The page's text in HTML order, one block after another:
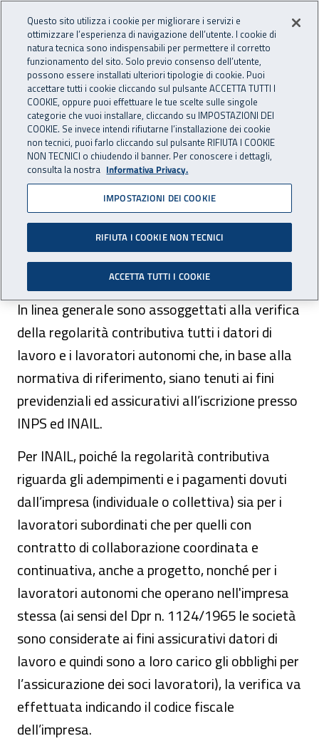
INAIL - Istituto Nazionale
ASSICURAZIONE Apri cerca
Navigazione principale
Navigazione - Ti trovi in:
Home Assicurazione
Datore di lavoro
Impresa artigiana senza dipendenti
DURC - impresa artigiana senza dipendenti
Per quali soggetti va
chiesto il DURC - impresa artigiana senza dipendenti
Per quali soggetti va
chiesto il DURC - impresa
artigiana senza dipendenti
In linea generale sono assoggettati alla verifica
della regolarità contributiva tutti i datori di
lavoro e i lavoratori autonomi che, in base alla
normativa di riferimento, siano tenuti ai fini
previdenziali ed assicurativi all’iscrizione presso
INPS ed INAIL.
Per INAIL, poiché la regolarità contributiva
riguarda gli adempimenti e i pagamenti dovuti
dall’impresa (individuale o collettiva) sia per i
lavoratori subordinati che per quelli con
contratto di collaborazione coordinata e
continuativa, anche a progetto, nonché per i
lavoratori autonomi che operano nell'impresa
stessa (ai sensi del Dpr n. 1124/1965 le società
sono considerate ai fini assicurativi datori di
lavoro e quindi sono a loro carico gli obblighi per
l’assicurazione dei soci lavoratori), la verifica va
effettuata indicando il codice fiscale
dell’impresa.
Questo sito utilizza i cookie per migliorare i servizi e
ottimizzare l’esperienza di navigazione dell’utente. I cookie di
natura tecnica sono indispensabili per permettere il corretto
funzionamento del sito. Solo previo consenso dell’utente,
possono essere installati ulteriori tipologie di cookie. Puoi
accettare tutti i cookie cliccando sul pulsante ACCETTA TUTTI I
COOKIE, oppure puoi effettuare le tue scelte sulle singole
categorie che vuoi installare, cliccando su IMPOSTAZIONI DEI
COOKIE. Se invece intendi rifiutarne l’installazione dei cookie
non tecnici, puoi farlo cliccando sul pulsante RIFIUTA I COOKIE
NON TECNICI o chiudendo il banner. Per conoscere i dettagli,
consulta la nostra Informativa Privacy.
IMPOSTAZIONI DEI COOKIE
RIFIUTA I COOKIE NON TECNICI
ACCETTA TUTTI I COOKIE